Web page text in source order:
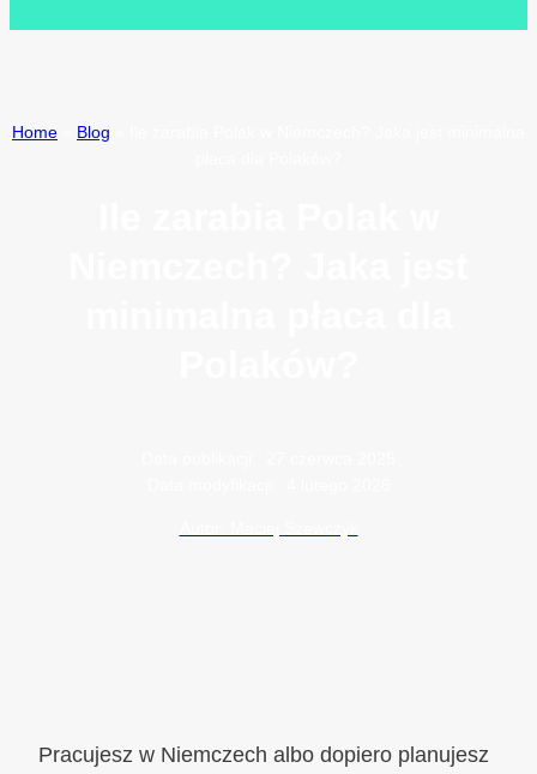
Home Blog
Pracujesz w Niemczech albo dopiero planujesz